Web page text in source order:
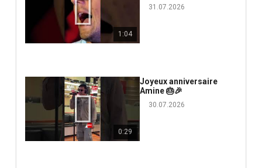
1:04
31.07.2026
0:29
Joyeux anniversaire
Amine 🎂🎉
30.07.2026